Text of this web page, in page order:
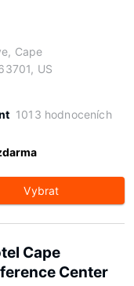
Cape
US
1013 hodnoceních
Vybrat
Cape
Center